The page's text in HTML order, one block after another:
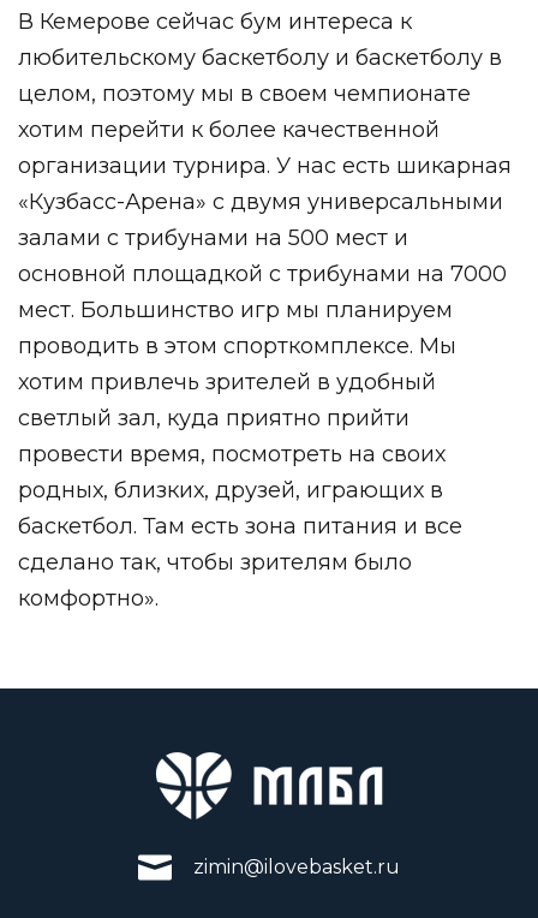
В Кемерове сейчас бум интереса к
любительскому баскетболу и баскетболу в
целом, поэтому мы в своем чемпионате
хотим перейти к более качественной
организации турнира. У нас есть шикарная
«Кузбасс-Арена» с двумя универсальными
залами с трибунами на 500 мест и
основной площадкой с трибунами на 7000
мест. Большинство игр мы планируем
проводить в этом спорткомплексе. Мы
хотим привлечь зрителей в удобный
светлый зал, куда приятно прийти
провести время, посмотреть на своих
родных, близких, друзей, играющих в
баскетбол. Там есть зона питания и все
сделано так, чтобы зрителям было
комфортно».
zimin@ilovebasket.ru